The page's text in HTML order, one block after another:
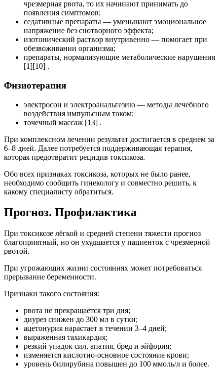
чрезмерная рвота, то их начинают принимать до
появления симптомов;
седативные препараты — уменьшают эмоциональное
напряжение без снотворного эффекта;
изотонический раствор внутривенно — помогает при
обезвоживании организма;
препараты, нормализующие метаболические нарушения
[1][10] .
Физиотерапия
электросон и электроанальгезию — методы лечебного
воздействия импульсным током;
точечный массаж [13] .
При комплексном лечении результат достигается в среднем за
6–8 дней. Далее потребуется поддерживающая терапия,
которая предотвратит рецидив токсикоза.
Обо всех признаках токсикоза, которых не было ранее,
необходимо сообщить гинекологу и совместно решить, к
какому специалисту обратиться.
Прогноз. Профилактика
При токсикозе лёгкой и средней степени тяжести прогноз
благоприятный, но он ухудшается у пациенток с чрезмерной
рвотой.
При угрожающих жизни состояниях может потребоваться
прерывание беременности.
Признаки такого состояния:
рвота не прекращается три дня;
диурез снижен до 300 мл в сутки;
ацетонурия нарастает в течении 3–4 дней;
выраженная тахикардия;
резкий упадок сил, апатия, бред и эйфория;
изменяется кислотно-основное состояние крови;
уровень билирубина повышен до 100 ммоль/л и более.